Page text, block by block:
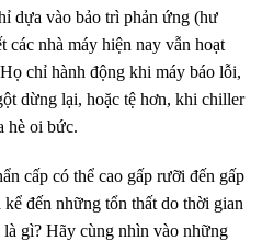
dựa vào bảo trì phản ứng (hư
các nhà máy hiện nay vẫn hoạt
Họ chỉ hành động khi máy báo lỗi,
dừng lại, hoặc tệ hơn, khi chiller
hè oi bức.
cấp có thể cao gấp rưỡi đến gấp
kể đến những tổn thất do thời gian
gì? Hãy cùng nhìn vào những